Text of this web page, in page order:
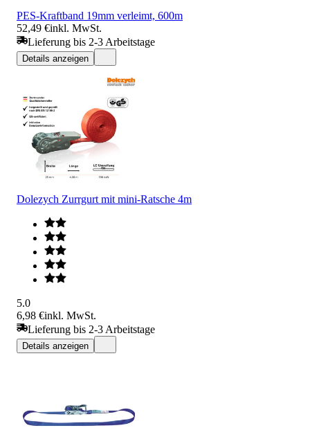
PES-Kraftband 19mm verleimt, 600m
52,49 €inkl. MwSt.
Lieferung bis 2-3 Arbeitstage
Details anzeigen
Dolezych Zurrgurt mit mini-Ratsche 4m
5.0
6,98 €inkl. MwSt.
Lieferung bis 2-3 Arbeitstage
Details anzeigen